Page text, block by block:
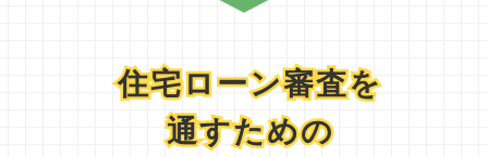
住宅ローン審査を
通すための
住宅ローン審査を
通すための